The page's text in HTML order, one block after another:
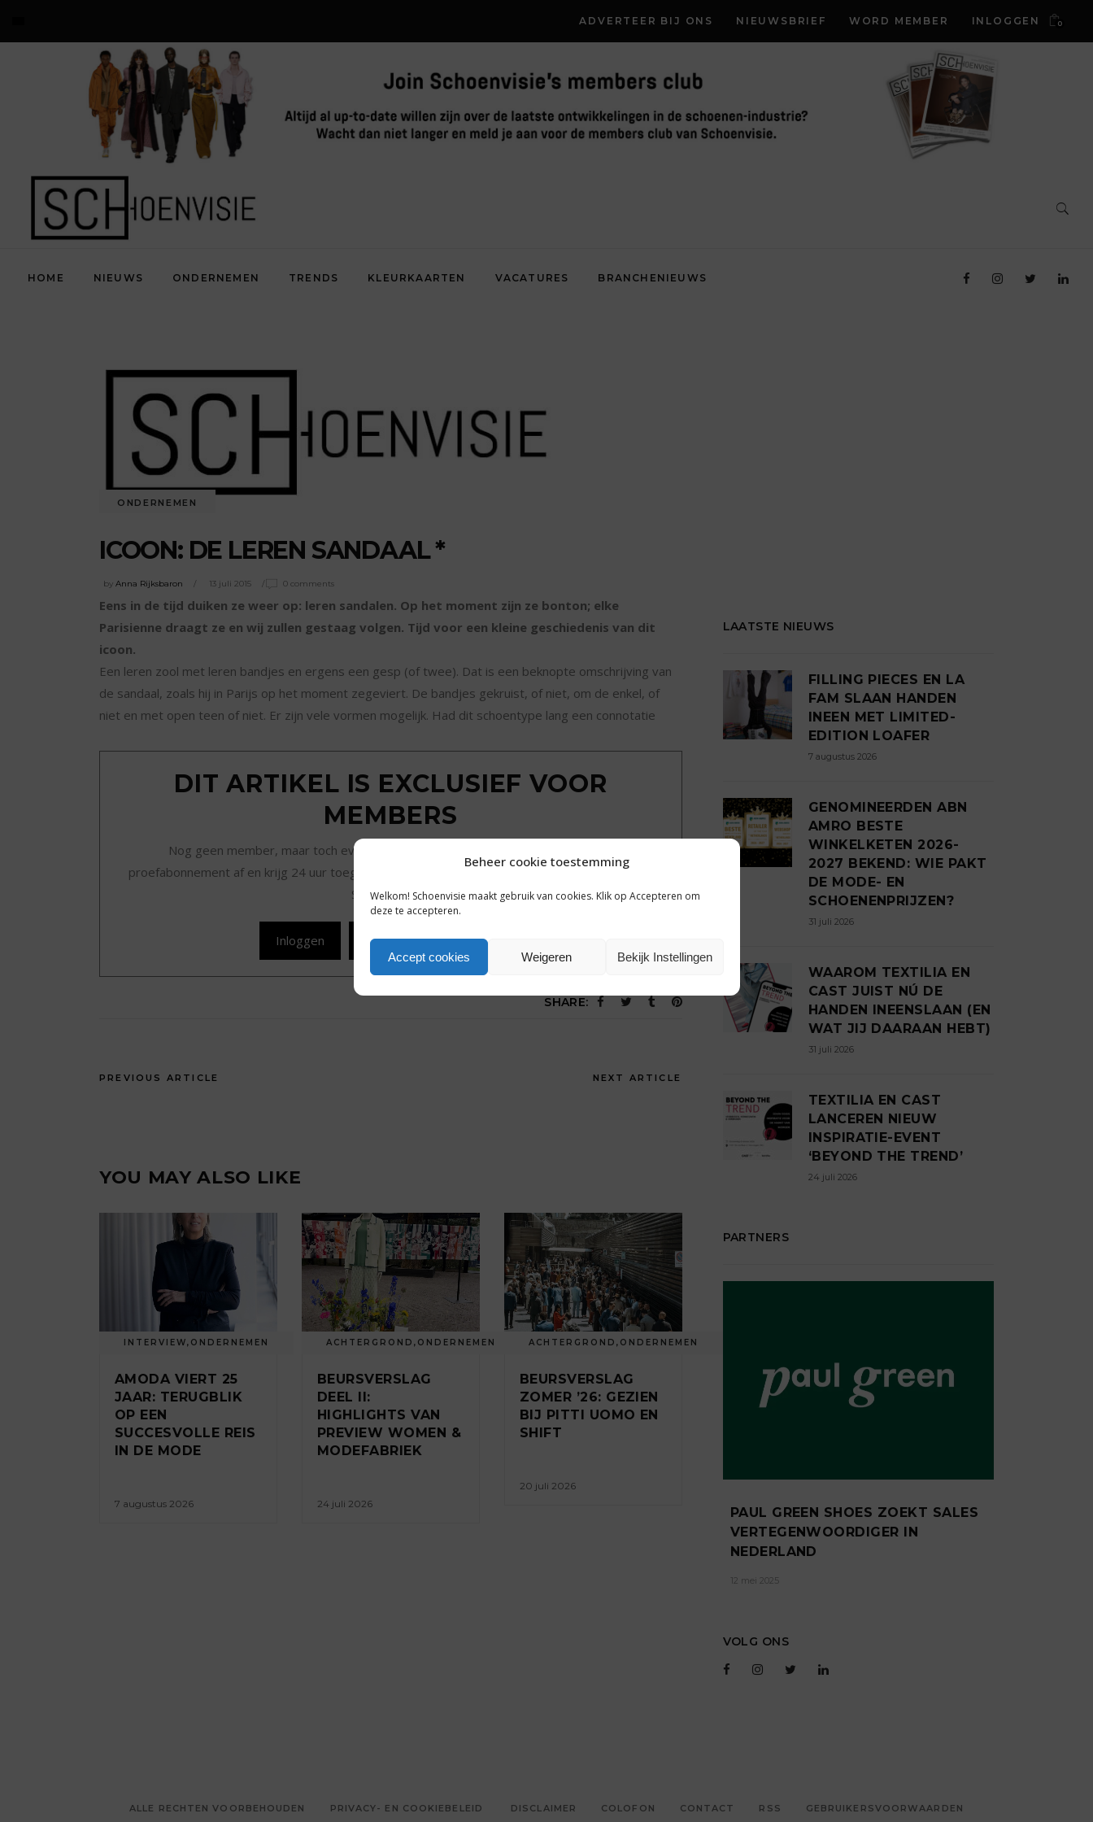
Beheer cookie toestemming
Welkom! Schoenvisie maakt gebruik van cookies. Klik op Accepteren om
deze te accepteren.
Accept cookies Weigeren Bekijk Instellingen
ADVERTEER BIJ ONS NIEUWSBRIEF WORD MEMBER INLOGGEN 0
HOME NIEUWS ONDERNEMEN TRENDS KLEURKAARTEN VACATURES BRANCHENIEUWS
ONDERNEMEN
ICOON: DE LEREN SANDAAL *
by Anna Rijksbaron 13 juli 2015 0 comments
Eens in de tijd duiken ze weer op: leren sandalen. Op het moment zijn ze bonton; elke
Parisienne draagt ze en wij zullen gestaag volgen. Tijd voor een kleine geschiedenis van dit
icoon.
Een leren zool met leren bandjes en ergens een gesp (of twee). Dat is een beknopte omschrijving van
de sandaal, zoals hij in Parijs op het moment zegeviert. De bandjes gekruist, of niet, om de enkel, of
niet en met open teen of niet. Er zijn vele vormen mogelijk. Had dit schoentype lang een connotatie
DIT ARTIKEL IS EXCLUSIEF VOOR
MEMBERS
Nog geen member, maar toch even rondkijken achter de poort? Sluit een gratis
proefabonnement af en krijg 24 uur toegang tot alle plusartikelen en het complete archief van
Schoenvisie.nl.
Inloggen Een dag gratis toegang
SHARE:
PREVIOUS ARTICLE NEXT ARTICLE
YOU MAY ALSO LIKE
INTERVIEW, ONDERNEMEN
AMODA VIERT 25
JAAR: TERUGBLIK
OP EEN
SUCCESVOLLE REIS
IN DE MODE
7 augustus 2026
ACHTERGROND , ONDERNEMEN
BEURSVERSLAG
DEEL II:
HIGHLIGHTS VAN
PREVIEW WOMEN &
MODEFABRIEK
24 juli 2026
ACHTERGROND , ONDERNEMEN
BEURSVERSLAG
ZOMER ’26: GEZIEN
BIJ PITTI UOMO EN
SHIFT
20 juli 2026
LAATSTE NIEUWS
FILLING PIECES EN LA
FAM SLAAN HANDEN
INEEN MET LIMITED-
EDITION LOAFER
7 augustus 2026
GENOMINEERDEN ABN
AMRO BESTE
WINKELKETEN 2026-
2027 BEKEND: WIE PAKT
DE MODE- EN
SCHOENENPRIJZEN?
31 juli 2026
WAAROM TEXTILIA EN
CAST JUIST NÚ DE
HANDEN INEENSLAAN (EN
WAT JIJ DAARAAN HEBT)
31 juli 2026
TEXTILIA EN CAST
LANCEREN NIEUW
INSPIRATIE-EVENT
‘BEYOND THE TREND’
24 juli 2026
PARTNERS
PAUL GREEN SHOES ZOEKT SALES
VERTEGENWOORDIGER IN
NEDERLAND
12 mei 2025
VOLG ONS
ALLE RECHTEN VOORBEHOUDEN PRIVACY- EN COOKIEBELEID DISCLAIMER COLOFON CONTACT RSS GEBRUIKERSVOORWAARDEN